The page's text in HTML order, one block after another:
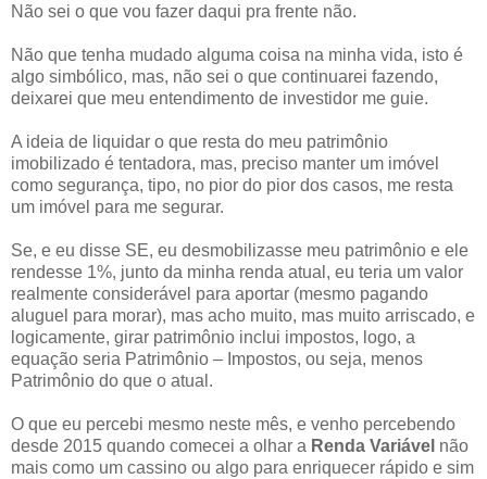
Não sei o que vou fazer daqui pra frente não.
Não que tenha mudado alguma coisa na minha vida, isto é
algo simbólico, mas, não sei o que continuarei fazendo,
deixarei que meu entendimento de investidor me guie.
A ideia de liquidar o que resta do meu patrimônio
imobilizado é tentadora, mas, preciso manter um imóvel
como segurança, tipo, no pior do pior dos casos, me resta
um imóvel para me segurar.
Se, e eu disse SE, eu desmobilizasse meu patrimônio e ele
rendesse 1%, junto da minha renda atual, eu teria um valor
realmente considerável para aportar (mesmo pagando
aluguel para morar), mas acho muito, mas muito arriscado, e
logicamente, girar patrimônio inclui impostos, logo, a
equação seria Patrimônio – Impostos, ou seja, menos
Patrimônio do que o atual.
O que eu percebi mesmo neste mês, e venho percebendo
desde 2015 quando comecei a olhar a Renda Variável não
mais como um cassino ou algo para enriquecer rápido e sim